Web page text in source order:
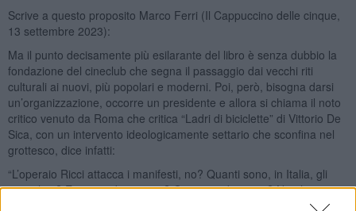
Scrive a questo proposito Marco Ferri (Il Cappuccino delle cinque,
13 settembre 2023):
Ma il punto decisamente più esilarante del libro è senza dubbio la
fondazione del cineclub che segna il passaggio dai vecchi riti
culturali ai nuovi, più popolari e moderni. Poi, però, bisogna darsi
un’organizzazione, occorre un presidente e allora si chiama il noto
critico venuto da Roma che critica “Ladri di biciclette” di Vittorio De
Sica, con un intervento ideologicamente settario che sconfina nel
grottesco, dice infatti:
“L’operaio Ricci attacca i manifesti, no? Quanti sono, in Italia, gli
attacchini? E quanti i braccianti? Quanti i siderurgici? Non ho con
me i dati esatti, ma la non tipicità dell’uomo di De Sica mi pare di